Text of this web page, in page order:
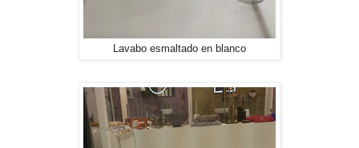
Lavabo esmaltado en blanco